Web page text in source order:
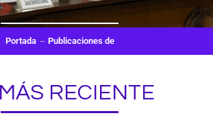
Portada Publicaciones de
RECIENTE